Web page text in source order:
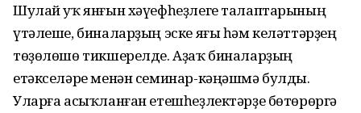
Шулай уҡ янғын хәүефһеҙлеге талаптарының
үтәлеше, биналарҙың эске яғы һәм келәттәрҙең
төҙөлөшө тикшерелде. Аҙаҡ биналарҙың
етәкселәре менән семинар-кәңәшмә булды.
Уларға асыҡланған етешһеҙлектәрҙе бөтөрөргә